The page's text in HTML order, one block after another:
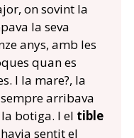
on sovint la
la seva
anys, amb les
quan es
I la mare?, la
arribava
botiga. I el tible
sentit el